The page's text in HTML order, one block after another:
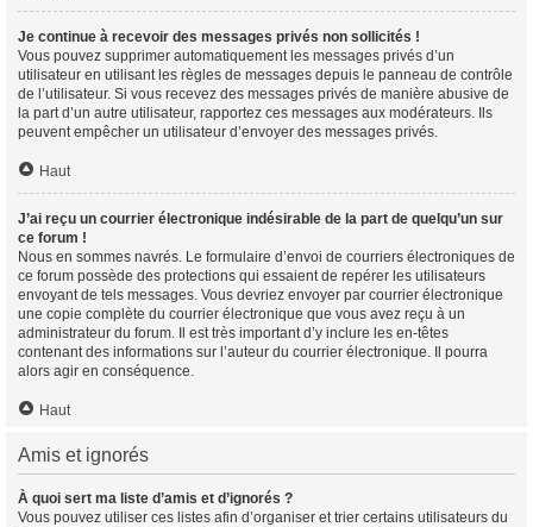
Je continue à recevoir des messages privés non sollicités !
Vous pouvez supprimer automatiquement les messages privés d’un
utilisateur en utilisant les règles de messages depuis le panneau de contrôle
de l’utilisateur. Si vous recevez des messages privés de manière abusive de
la part d’un autre utilisateur, rapportez ces messages aux modérateurs. Ils
peuvent empêcher un utilisateur d’envoyer des messages privés.
Haut
J’ai reçu un courrier électronique indésirable de la part de quelqu’un sur
ce forum !
Nous en sommes navrés. Le formulaire d’envoi de courriers électroniques de
ce forum possède des protections qui essaient de repérer les utilisateurs
envoyant de tels messages. Vous devriez envoyer par courrier électronique
une copie complète du courrier électronique que vous avez reçu à un
administrateur du forum. Il est très important d’y inclure les en-têtes
contenant des informations sur l’auteur du courrier électronique. Il pourra
alors agir en conséquence.
Haut
Amis et ignorés
À quoi sert ma liste d’amis et d’ignorés ?
Vous pouvez utiliser ces listes afin d’organiser et trier certains utilisateurs du